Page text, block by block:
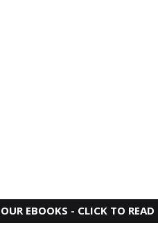
OUR EBOOKS - CLICK TO READ